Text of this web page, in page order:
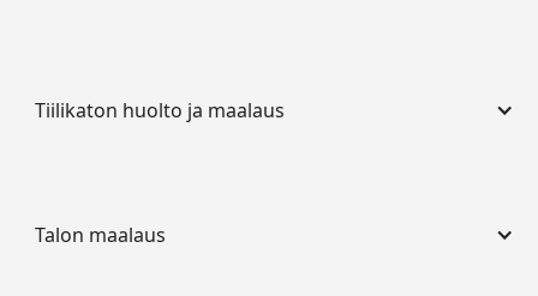
Tiilikaton huolto ja maalaus
Talon maalaus